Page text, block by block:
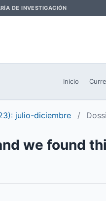
DE INVESTIGACIÓN
Inicio
julio-diciembre /
we found